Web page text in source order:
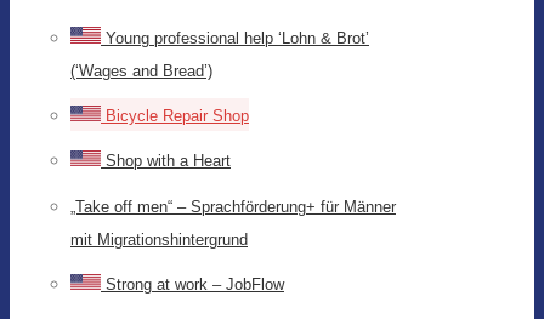
Young professional help ‘Lohn & Brot’
(‘Wages and Bread’)
Bicycle Repair Shop
Shop with a Heart
„Take off men“ – Sprachförderung+ für Männer
mit Migrationshintergrund
Strong at work – JobFlow